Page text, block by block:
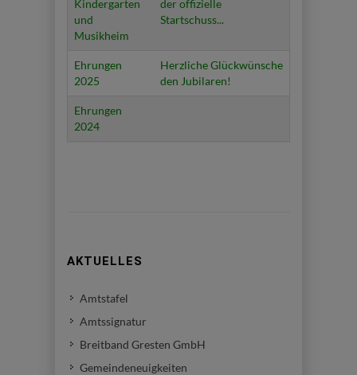
Kindergarten
und
Musikheim
der offizielle
Startschuss...
Ehrungen
2025
Herzliche Glückwünsche
den Jubilaren!
Ehrungen
2024
AKTUELLES
Amtstafel
Amtssignatur
Breitband Gresten GmbH
Gemeindeneuigkeiten